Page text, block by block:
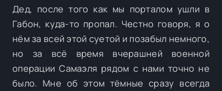
Дед, после того как мы порталом ушли в
Габон, куда-то пропал. Честно говоря, я о
нём за всей этой суетой и позабыл немного,
но за всё время вчерашней военной
операции Самаэля рядом с нами точно не
было. Мне об этом тёмные сразу всегда